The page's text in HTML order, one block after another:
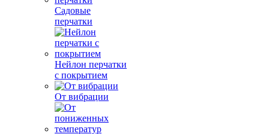
Садовые
перчатки
Нейлон перчатки
с покрытием
От вибрации